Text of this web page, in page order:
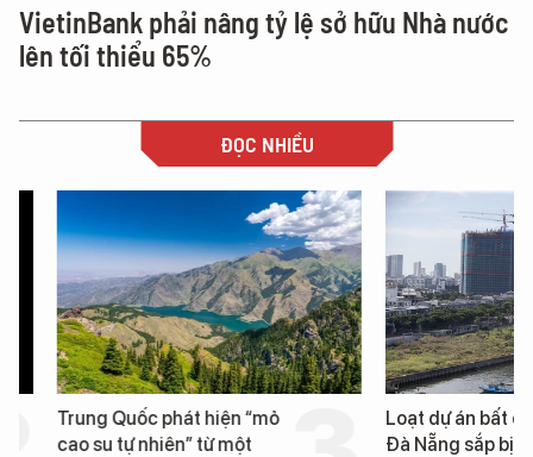
VietinBank phải nâng tỷ lệ sở hữu Nhà nước
lên tối thiểu 65%
ĐỌC NHIỀU
Trung Quốc phát hiện “mỏ
cao su tự nhiên” từ một
Loạt dự án bất động
Đà Nẵng sắp bị kiểm